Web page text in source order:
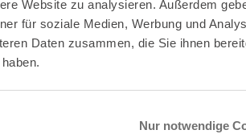
Website zu analysieren. Außerdem
für soziale Medien, Werbung und
Daten zusammen, die Sie ihnen
Nur notwendige